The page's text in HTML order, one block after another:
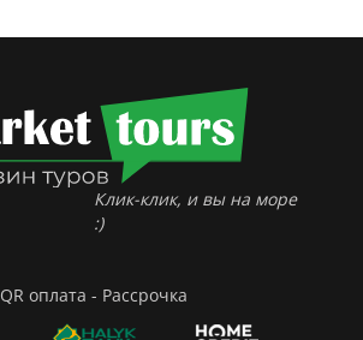
Клик-клик, и вы на море
:)
QR оплата - Рассрочка